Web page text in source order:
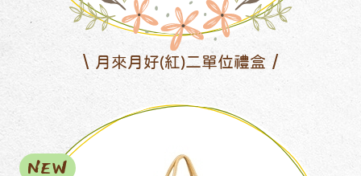
月來月好(紅)二單位禮盒
NEW